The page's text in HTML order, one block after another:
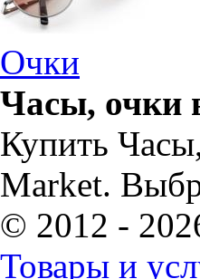
Очки
Часы, очки
Купить
Market.
© 2012 -
Товары и